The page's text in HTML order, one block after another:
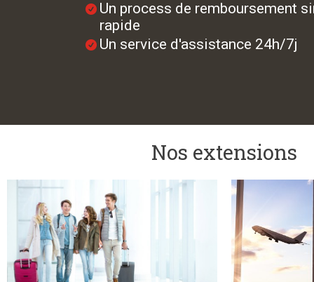
Un process de remboursement
rapide
Un service d'assistance 24h/7j
Nos extensions